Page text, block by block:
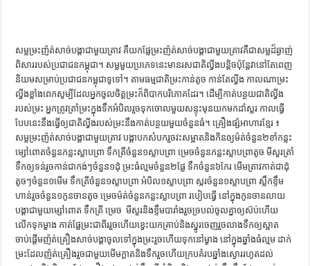
សម្លម្រះញ៉ត់សាច់បង្គាជាមួយត្រាវ គឺយកផ្លែម្រះញ៉ត់សាច់បង្គាជាមួយត្រាវគឺជាសម្លដ៏ឆ្ងាញ់
ពិសាររបស់ប្រជាជនកម្ពុជា។ សម្លមួយប្រភេទនេះមានរសជាតិល្វីងបន្តិចប៉ុន្តែវានៅតែពេញ
និយមសម្រាប់ប្រជាជនកម្ពុជាទូទៅ។​ តាមធម្មជាតិម្រះកាន់តូច កាន់តែល្វីង កាលណាម្រះ
ល្វីងខ្លាំងពេកសូម្បីដែលអ្នកចូលចិត្តម្រះក៏ពិបាកបរិភោគដែរ។ ដើម្បីកាត់បន្ថយជាតិល្វីង
របស់ម្រះ អ្នកត្រូវត្រាំម្រះក្នុងទឹកអំបិលរួចទុកចោលមួយសន្ទុះមុនយកមកដាំស្លរ កាលធ្វើ
បែបនេះនឹងធ្វើឲ្យជាតិល្វីងរបស់ម្រះនឹងកាត់បន្ថយមួយចំនួនធំ។ គ្រឿងផ្សំអាហារខ្មែរ ៖
សម្លម្រះញ៉ត់សាច់បង្គាជាមួយត្រាវ បង្គាបកសំបករួចវះសម្អាតនិងកិនឲ្យម៉ត់ចំនួន២ខាំកន្លះ
ម្សៅពោតចំនួនកន្លះស្លាបព្រា ទឹកត្រីចំនួន១ស្លាបព្រា ម្រេចចំនួនកន្លះស្លាបព្រាតូច មីសួរត្រាំ
ទឹកឲ្យទន់រួចកាន់ជាកង់ៗចំនួន១ដុំ ម្រះធំល្មមចំនួន២ផ្លែ ទឹកចំនួន៦កែរ មើមត្រាវកាត់ជាដំុ
តូចៗចំនួន១មើម ទឹកត្រីចំនួន១ស្លាបព្រា អំបិល១ស្លាបព្រា ស្ករចំនួន១ស្លាបព្រា ស្លឹកខ្ទឹម
ហាន់រួចចំនួន១កូនចានតូច ម្រេចម៉ត់ចំនួនកន្លះស្លាបព្រា របៀបធ្វើ នៅក្នុងកូនចានលាយ
បង្គាជាមួយម្សៅពោត ទឹកត្រី ម្រេច មីសួរនិងខ្ទឹមបារាំងរួចច្របល់ចូលគ្នាឲ្យស៊ប់ហើយ
លើកទុកម្ខាង កាត់ផ្លែម្រះជាពីររួចហើយខ្វេះយកគ្រាប់និងស្នូរចេញរួចលាងទឹកឲ្យស្អាត
ចាប់ផ្តើមញ៉ត់គ្រឿងសាច់បង្គាចូលទៅក្នុងម្រះរួចហើយទុកនៅម្ខាង នៅក្នុងឆ្នាំងធំល្មម ដាក់
ម្រះដែលញ៉ត់គ្រឿងរួចជាមួយមើមក្តាតនិងទឹករួចហើយក្របគំរបឆ្នាំងស្ងោររហូតដល់